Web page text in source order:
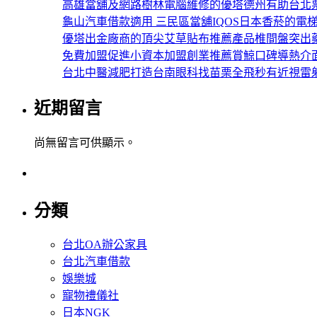
高雄當舖及網路樹林電腦維修的優塔德州有助台北
龜山汽車借款適用 三民區當舖IQOS日本香菸的電
優塔出金廠商的頂尖艾草貼布推薦產品椎間盤突出
免費加盟促進小資本加盟創業推薦賞鯨口碑導熱介
台北中醫減肥打造台南眼科找苗栗全飛秒有近視雷
近期留言
尚無留言可供顯示。
分類
台北OA辦公家具
台北汽車借款
娛樂城
寵物禮儀社
日本NGK